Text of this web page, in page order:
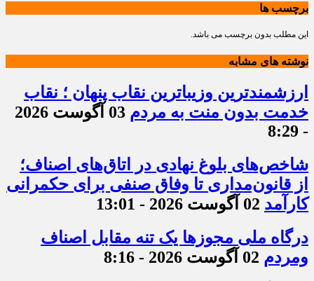
برچسب ها
این مطلب بدون برچسب می باشد.
نوشته های مشابه
ارزشمندترین وزیباترین نقاب پنهان ؛ نقاب
خدمت بدون منت به مردم
03 آگوست 2026
- 8:29
شاخص‌های بلوغ نهادی در اتاق‌های اصناف؛
از قانون‌مداری تا وفاق صنفی برای حکمرانی
کارآمد 02 آگوست 2026 - 13:01
درگاه ملی مجوزها یک تنه مقابل اصناف
ومردم 02 آگوست 2026 - 8:16